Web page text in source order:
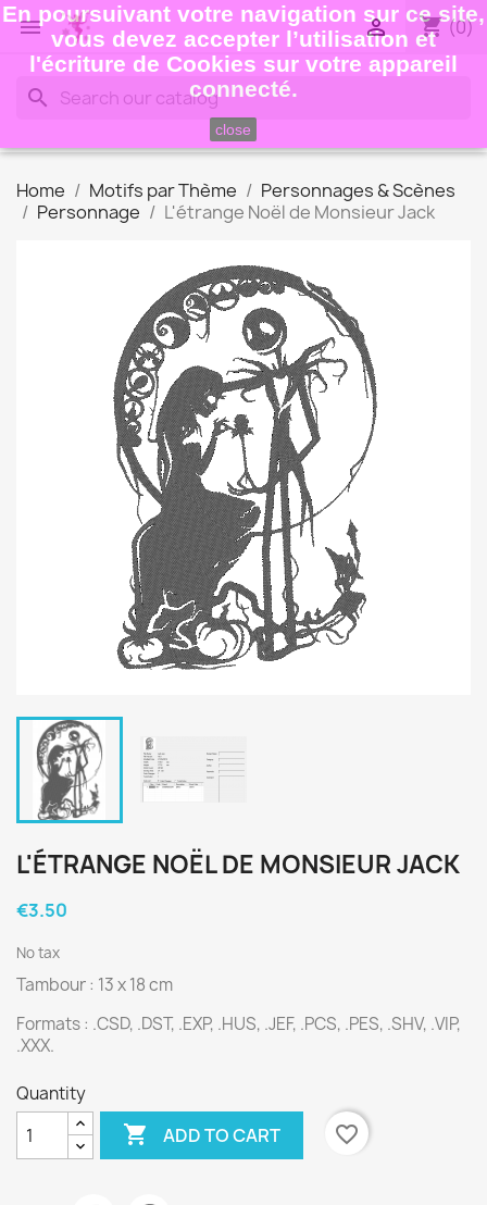
En poursuivant votre navigation sur ce site,
vous devez accepter l’utilisation et
l'écriture de Cookies sur votre appareil
connecté.
close
 shopping_cart(0)

search
Home Motifs par Thème
Personnages & Scènes
Personnage
L'étrange Noël de Monsieur Jack
L'ÉTRANGE NOËL DE MONSIEUR JACK
€3.50
No tax
Tambour : 13 x 18 cm
Formats : .CSD, .DST, .EXP, .HUS, .JEF, .PCS, .PES, .SHV, .VIP,
.XXX.
Quantity
 ADD TO CART favorite_border